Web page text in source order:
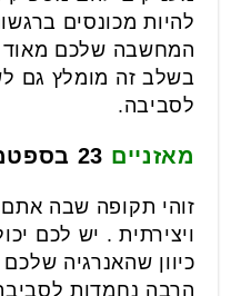
להיות מכונסים
המחשבה שלכם מאוד
בשלב זה מומלץ גם
לסביבה.
מאזניים
זוהי תקופה שבה
ויצירתית . יש לכם
כיוון שהאנרגיה
הרבה נחמדות